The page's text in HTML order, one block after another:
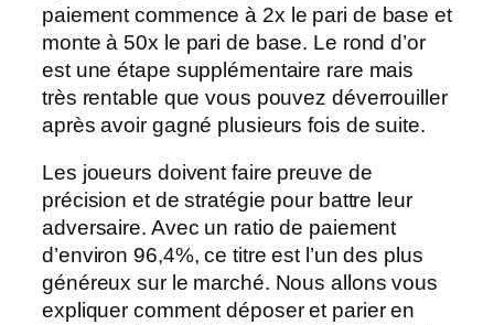
paiement commence à 2x le pari de base et
monte à 50x le pari de base. Le rond d’or
est une étape supplémentaire rare mais
très rentable que vous pouvez déverrouiller
après avoir gagné plusieurs fois de suite.
Les joueurs doivent faire preuve de
précision et de stratégie pour battre leur
adversaire. Avec un ratio de paiement
d’environ 96,4%, ce titre est l’un des plus
généreux sur le marché. Nous allons vous
expliquer comment déposer et parier en